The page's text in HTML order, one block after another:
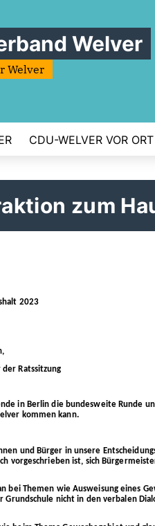
Welver
Welver
CDU-WELVER VOR ORT
zum
2023
Ratssitzung
in Berlin die bundesweite Runde
kommen kann.
und Bürger in unsere
vorgeschrieben ist, sich
bei Themen wie Ausweisung eines
nicht in den verbalen